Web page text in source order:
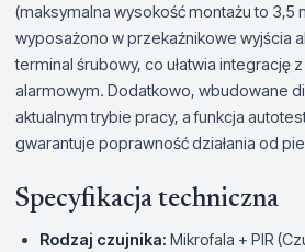
(maksymalna wysokość montażu to 3,5
wyposażono w przekaźnikowe wyjścia
terminal śrubowy, co ułatwia integrację
alarmowym. Dodatkowo, wbudowane
aktualnym trybie pracy, a funkcja
gwarantuje poprawność działania od
Specyfikacja techniczna
Rodzaj czujnika: Mikrofala + PIR